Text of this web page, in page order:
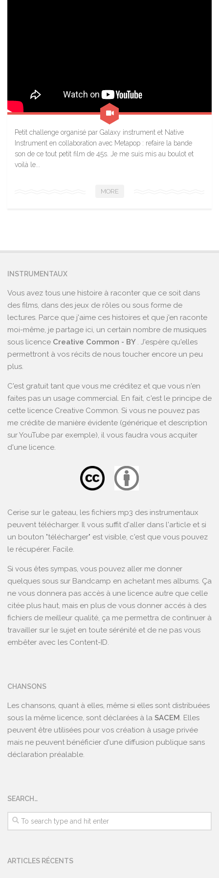
Petit challenge organisé par Galaxy instrument et Native
Instrument en collaboration avec Metapop : refaire la bande
son de ce tout petit film de 45s. Je me suis mis au boulot et
voilà le...
MORE
INSTRUMENTAUX
Vous avez tous une histoire à raconter que ce soit dans
des films, dans des jeux de rôles ou sous forme de
lectures. Parce que j'aime ces histoires et que j'en raconte
moi-même, je partage ici, un certain nombre de musiques
sous licence Creative Common - BY . J'espère qu'elles
permettront à vos récits de nous toucher encore un peu
plus.
C'est gratuit tant que vous me créditez et que vous n'en
faites pas un usage commercial. En fait, c'est le principe de
cette licence Creative Common. Si vous ne pouvez pas
me crédite de manière évidente (générique et description
sur YouTube par exemple), il vous faudra vous acquiter
d'une licence.
Cerise sur le gateau, les fichiers mp3 des instrumentaux
peuvent télécharger. Il vous suffit d'aller dans l'article et si
un bouton "télécharger" est visible, c'est que vous pouvez
le récupérer. Facile.
Si vous êtes sympas, vous pouvez aller me donner
quelques sous sur Bandcamp en achetant mes albums. Ça
ne vous donnera pas accès à une licence autre que celle
citée plus haut, mais en plus de vous donner accés à des
fichiers de meilleur qualité, ça me permettra de continuer à
travailler sur le sujet en toute sérénité et de ne pas vous
embêter avec les Content-ID.
CHANSONS
Les chansons, quant à elles, même si elles sont distribuées
sous la même licence, sont déclarées à la SACEM. Elles
peuvent être utilisées pour vos création à usage privée
mais ne peuvent bénéficier d'une diffusion publique sans
déclaration préalable.
SEARCH…
ARTICLES RÉCENTS